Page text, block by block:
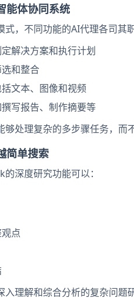
能体协同系统
，不同功能的AI代理各司其职
解决方案和执行计划
和整合
文本、图像和视频
写报告、制作摘要等
处理复杂的多步骤任务，而
简单搜索
深度研究功能可以：
点
理解和综合分析的复杂问题研